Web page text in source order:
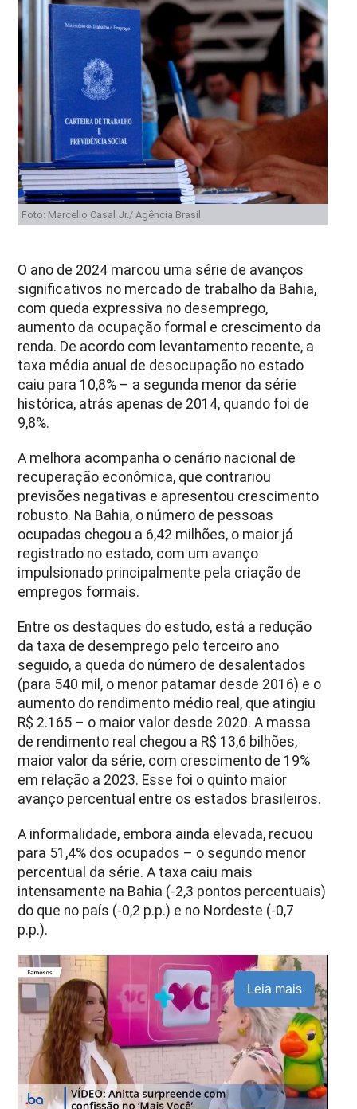
Foto: Marcello Casal Jr./ Agência Brasil
O ano de 2024 marcou uma série de avanços
significativos no mercado de trabalho da Bahia,
com queda expressiva no desemprego,
aumento da ocupação formal e crescimento da
renda. De acordo com levantamento recente, a
taxa média anual de desocupação no estado
caiu para 10,8% – a segunda menor da série
histórica, atrás apenas de 2014, quando foi de
9,8%.
A melhora acompanha o cenário nacional de
recuperação econômica, que contrariou
previsões negativas e apresentou crescimento
robusto. Na Bahia, o número de pessoas
ocupadas chegou a 6,42 milhões, o maior já
registrado no estado, com um avanço
impulsionado principalmente pela criação de
empregos formais.
Entre os destaques do estudo, está a redução
da taxa de desemprego pelo terceiro ano
seguido, a queda do número de desalentados
(para 540 mil, o menor patamar desde 2016) e o
aumento do rendimento médio real, que atingiu
R$ 2.165 – o maior valor desde 2020. A massa
de rendimento real chegou a R$ 13,6 bilhões,
maior valor da série, com crescimento de 19%
em relação a 2023. Esse foi o quinto maior
avanço percentual entre os estados brasileiros.
A informalidade, embora ainda elevada, recuou
para 51,4% dos ocupados – o segundo menor
percentual da série. A taxa caiu mais
intensamente na Bahia (-2,3 pontos percentuais)
do que no país (-0,2 p.p.) e no Nordeste (-0,7
p.p.).
Leia mais